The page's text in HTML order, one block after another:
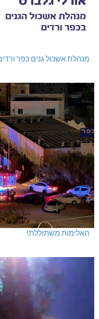
מנהלת אשכול גנים כפר
האלימות משתוללת!